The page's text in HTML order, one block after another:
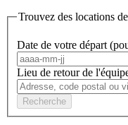
Trouvez des locations
Date de votre départ
Lieu de retour de
Recherche